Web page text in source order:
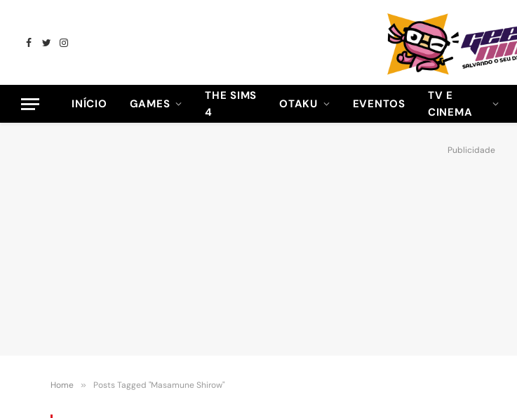
Facebook
TwitterInstagram
INÍCIO GAMES
THE SIMS
4
OTAKU EVENTOS
TV E
CINEMA
Publicidade
Home » Posts Tagged "Masamune Shirow"